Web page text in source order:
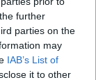
further
parties on the
may
IAB’s List of
it to other
mene?